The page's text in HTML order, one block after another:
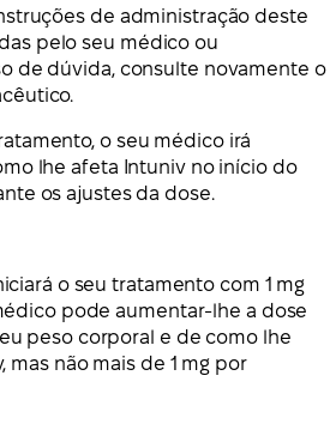
de administração deste
pelo seu médico ou
de dúvida, consulte novamente o
o seu médico irá
lhe afeta Intuniv no início do
os ajustes da dose.
o seu tratamento com 1 mg
pode aumentar-lhe a dose
peso corporal e de como lhe
mas não mais de 1 mg por